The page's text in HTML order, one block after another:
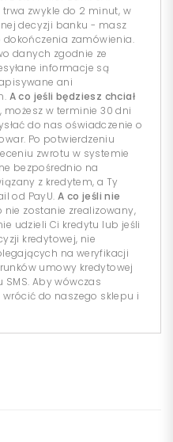
zwykle do 2 minut, w
decyzji banku - masz
zamówienia.
danych zgodnie ze
informacje są
ani
A co jeśli będziesz chciał
możesz w terminie 30 dni
do nas oświadczenie o
Po potwierdzeniu
zwrotu w systemie
bezpośrednio na
z kredytem, a Ty
od PayU. A co jeśli nie
nie zostanie zrealizowany,
udzieli Ci kredytu lub jeśli
kredytowej, nie
na weryfikacji
umowy kredytowej
Aby wówczas
do naszego sklepu i